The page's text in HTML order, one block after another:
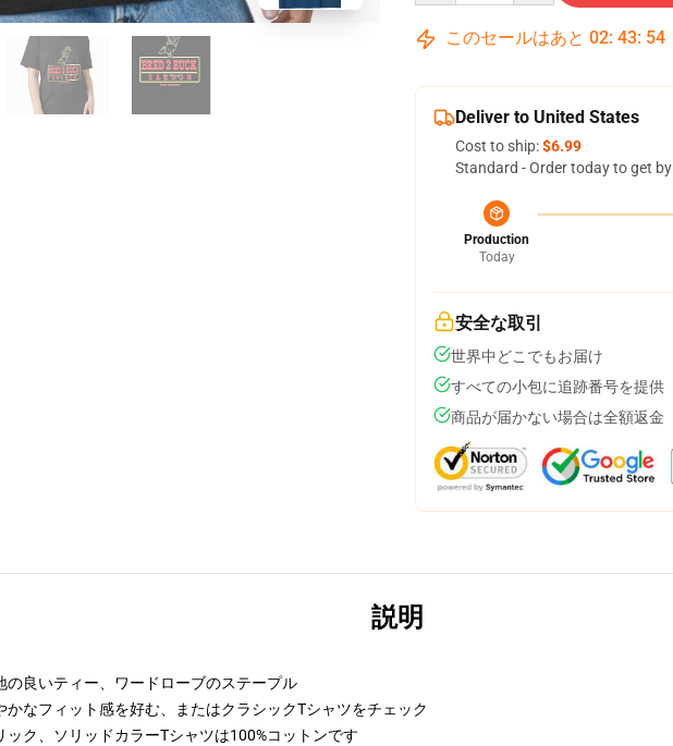
このセールはあと 02: 43: 53
Deliver to United States
Cost to ship:$6.99
Standard - Order today to get by
Production
Today
安全な取引
世界中どこでもお届け
すべての小包に追跡番号を提供
商品が届かない場合は全額返金
説明
の良いティー、ワードローブのステープル
かなフィット感を好む、またはクラシックTシャツをチェック
ック、ソリッドカラーTシャツは100%コットンです